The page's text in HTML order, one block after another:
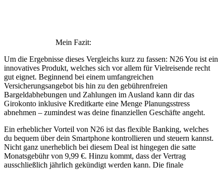
Mein Fazit:
Um die Ergebnisse dieses Vergleichs kurz zu fassen: N26 You ist ein
innovatives Produkt, welches sich vor allem für Vielreisende recht
gut eignet. Beginnend bei einem umfangreichen
Versicherungsangebot bis hin zu den gebührenfreien
Bargeldabhebungen und Zahlungen im Ausland kann dir das
Girokonto inklusive Kreditkarte eine Menge Planungsstress
abnehmen – zumindest was deine finanziellen Geschäfte angeht.
Ein erheblicher Vorteil von N26 ist das flexible Banking, welches
du bequem über dein Smartphone kontrollieren und steuern kannst.
Nicht ganz unerheblich bei diesem Deal ist hingegen die satte
Monatsgebühr von 9,99 €. Hinzu kommt, dass der Vertrag
ausschließlich jährlich gekündigt werden kann. Die finale